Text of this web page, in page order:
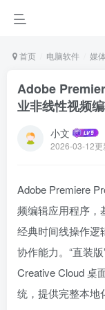
首页 电脑软件 媒
Adobe
业非线性视频
小文
2026-03-12更
Adobe Premiere
频编辑应用程序，
经典时间线操作逻
协作能力。“直装
Creative Cloud 桌
统，提供完整本地